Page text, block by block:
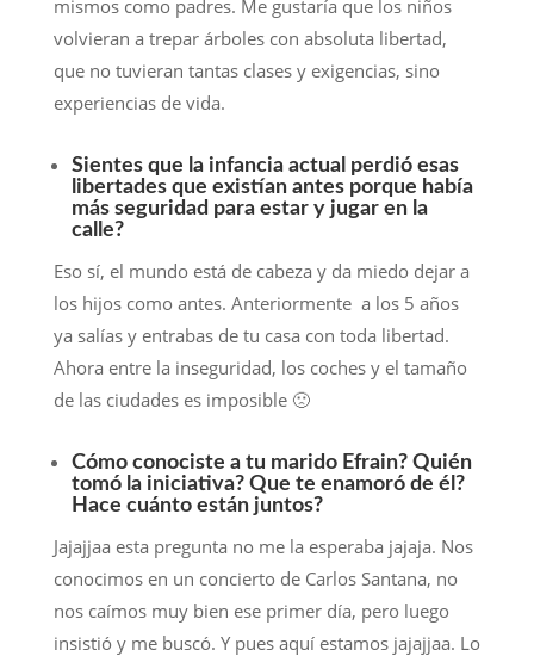
mismos como padres. Me gustaría que los niños
volvieran a trepar árboles con absoluta libertad,
que no tuvieran tantas clases y exigencias, sino
experiencias de vida.
Sientes que la infancia actual perdió esas
libertades que existían antes porque había
más seguridad para estar y jugar en la
calle?
Eso sí, el mundo está de cabeza y da miedo dejar a
los hijos como antes. Anteriormente a los 5 años
ya salías y entrabas de tu casa con toda libertad.
Ahora entre la inseguridad, los coches y el tamaño
de las ciudades es imposible 🙁
Cómo conociste a tu marido Efrain? Quién
tomó la iniciativa? Que te enamoró de él?
Hace cuánto están juntos?
Jajajjaa esta pregunta no me la esperaba jajaja. Nos
conocimos en un concierto de Carlos Santana, no
nos caímos muy bien ese primer día, pero luego
insistió y me buscó. Y pues aquí estamos jajajjaa. Lo